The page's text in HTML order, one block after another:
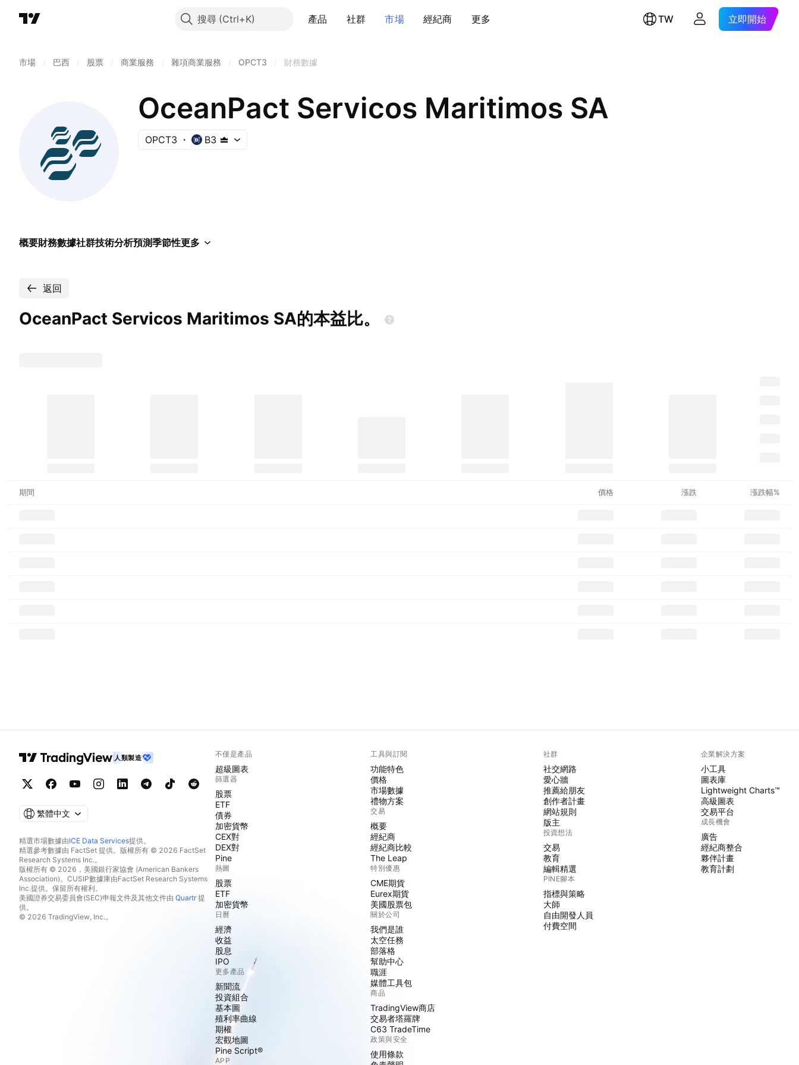
搜尋 產品 社群 市場 經紀商 更多 TW 立即開始
市場 巴西 股票 商業服務 雜項商業服務 OPCT3 財務數據
OceanPact Servicos Maritimos SA
OPCT3 B3
概要財務數據社群技術分析預測季節性更多
返回
OceanPact Servicos Maritimos SA的本益比。
期間 價格 漲跌 漲跌幅%
人類製造
繁體中文
精選市場數據由ICE Data Services提供。
精選參考數據由 FactSet 提供。版權所有 © 2026 FactSet
Research Systems Inc.。
版權所有 © 2026，美國銀行家協會 (American Bankers
Association)。CUSIP數據庫由FactSet Research Systems
Inc.提供。保留所有權利。
美國證券交易委員會(SEC)申報文件及其他文件由 Quartr提
供。
© 2026 TradingView, Inc.。
不僅是產品
超級圖表
篩選器
股票
ETF
債券
加密貨幣
CEX對
DEX對
Pine
熱圖
股票
ETF
加密貨幣
日曆
經濟
收益
股息
IPO
更多產品
新聞流
投資組合
基本圖
殖利率曲線
期權
宏觀地圖
Pine Script®
APP
工具與訂閱
功能特色
價格
市場數據
禮物方案
交易
概要
經紀商
經紀商比較
The Leap
特別優惠
CME期貨
Eurex期貨
美國股票包
關於公司
我們是誰
太空任務
部落格
幫助中心
職涯
媒體工具包
商品
TradingView商店
交易者塔羅牌
C63 TradeTime
政策與安全
使用條款
社群
社交網路
愛心牆
推薦給朋友
創作者計畫
網站規則
版主
投資想法
交易
教育
編輯精選
PINE腳本
指標與策略
大師
自由開發人員
付費空間
企業解決方案
小工具
圖表庫
Lightweight Charts™
高級圖表
交易平台
成長機會
廣告
經紀商整合
夥伴計畫
教育計劃